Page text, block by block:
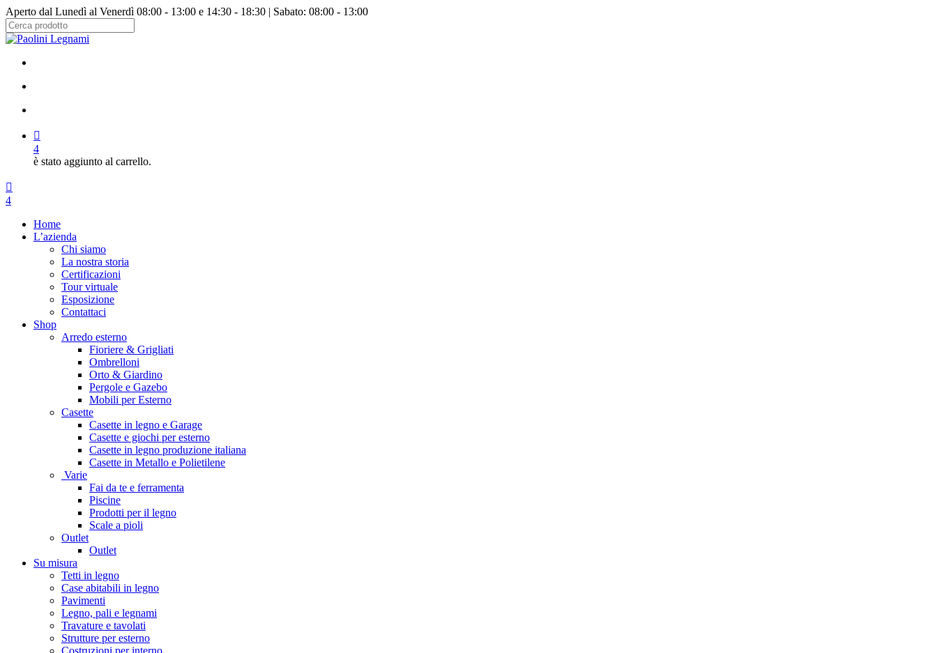
Salta
al
contenuto
Aperto dal Lunedì al Venerdì 08:00 - 13:00 e 14:30 - 18:30 | Sabato: 08:00 - 13:00
Chiudi
4
è stato aggiunto al carrello.
Menu
cerca
account
4
Home
L’azienda
Chi siamo
La nostra storia
Certificazioni
Tour virtuale
Esposizione
Contattaci
Shop
Arredo esterno
Fioriere & Grigliati
Ombrelloni
Orto & Giardino
Pergole e Gazebo
Mobili per Esterno
Casette
Casette in legno e Garage
Casette e giochi per esterno
Casette in legno produzione italiana
Casette in Metallo e Polietilene
Varie
Fai da te e ferramenta
Piscine
Prodotti per il legno
Scale a pioli
Outlet
Outlet
Su misura
Tetti in legno
Case abitabili in legno
Pavimenti
Legno, pali e legnami
Travature e tavolati
Strutture per esterno
Costruzioni per interno